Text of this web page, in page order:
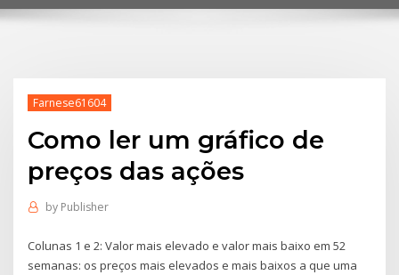
Farnese61604
Como ler um gráfico de
preços das ações
by Publisher
Colunas 1 e 2: Valor mais elevado e valor mais baixo em 52
semanas: os preços mais elevados e mais baixos a que uma